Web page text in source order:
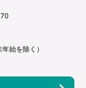
始を除く）